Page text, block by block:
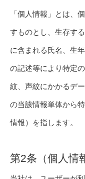
「個人情報」とは、
すものとし、生存す
に含まれる氏名、生
の記述等により特定
紋、声紋にかかるデ
の当該情報単体から
情報）を指します。
第2条（個人情